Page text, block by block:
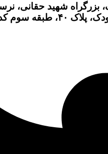
بزرگراه شهید حقانی،
چهار راه جهان کودک، پلاک ۴۰،